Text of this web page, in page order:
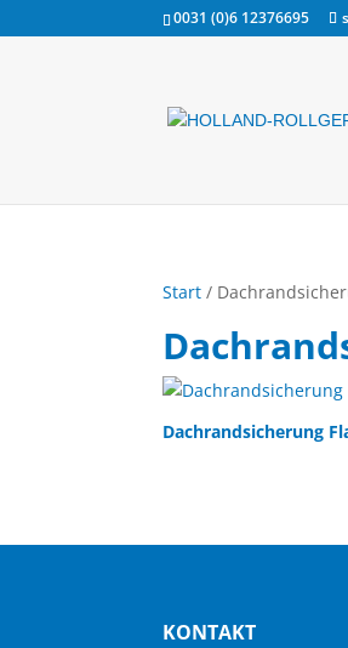
0031 (0)6 12376695
Start /
Dachrandsicherung
KONTAKT